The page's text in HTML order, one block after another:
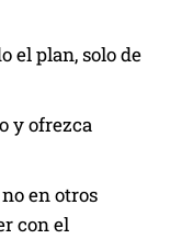
el plan, solo de
y ofrezca
en otros
con el